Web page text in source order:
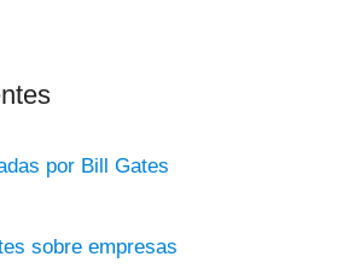
por Bill Gates
sobre empresas